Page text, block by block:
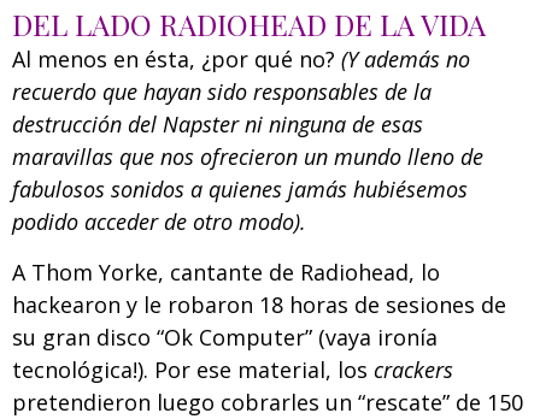
DEL LADO RADIOHEAD DE LA VIDA
Al menos en ésta, ¿por qué no? (Y además no
recuerdo que hayan sido responsables de la
destrucción del Napster ni ninguna de esas
maravillas que nos ofrecieron un mundo lleno de
fabulosos sonidos a quienes jamás hubiésemos
podido acceder de otro modo).
A Thom Yorke, cantante de Radiohead, lo
hackearon y le robaron 18 horas de sesiones de
su gran disco “Ok Computer” (vaya ironía
tecnológica!). Por ese material, los crackers
pretendieron luego cobrarles un “rescate” de 150